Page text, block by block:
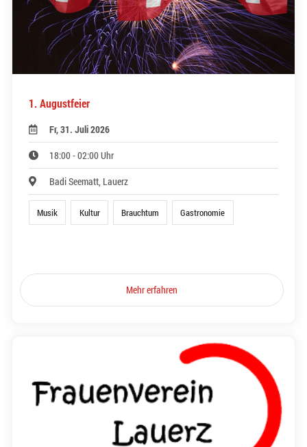
1. Augustfeier
Fr, 31. Juli 2026
18:00 - 02:00 Uhr
Badi Seematt, Lauerz
Musik Kultur Brauchtum Gastronomie
Mehr erfahren